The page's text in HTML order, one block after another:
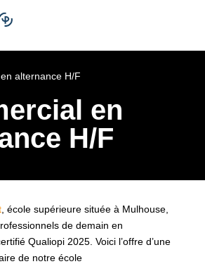
alternance H/F
en
H/F
, école supérieure située à Mulhouse,
de demain en
Qualiopi 2025. Voici l’offre d’une
de notre école